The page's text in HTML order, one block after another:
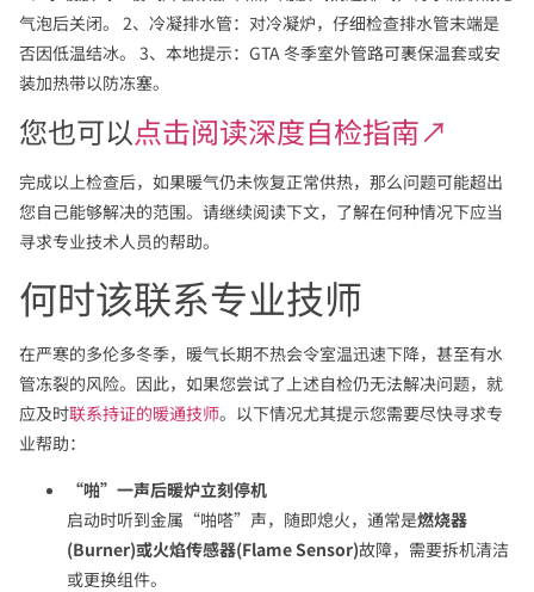
气泡后关闭。 2、冷凝排水管：对冷凝炉，仔细检查排水管末端是
否因低温结冰。 3、本地提示：GTA 冬季室外管路可裹保温套或安
装加热带以防冻塞。
您也可以点击阅读深度自检指南↗
完成以上检查后，如果暖气仍未恢复正常供热，那么问题可能超出
您自己能够解决的范围。请继续阅读下文，了解在何种情况下应当
寻求专业技术人员的帮助。
何时该联系专业技师
在严寒的多伦多冬季，暖气长期不热会令室温迅速下降，甚至有水
管冻裂的风险。因此，如果您尝试了上述自检仍无法解决问题，就
应及时联系持证的暖通技师。以下情况尤其提示您需要尽快寻求专
业帮助：
“啪”一声后暖炉立刻停机
启动时听到金属“啪嗒”声，随即熄火，通常是燃烧器
(Burner)或火焰传感器(Flame Sensor)故障，需要拆机清洁
或更换组件。